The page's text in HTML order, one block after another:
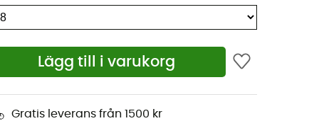
Lägg till i varukorg
Gratis leverans från 1500 kr